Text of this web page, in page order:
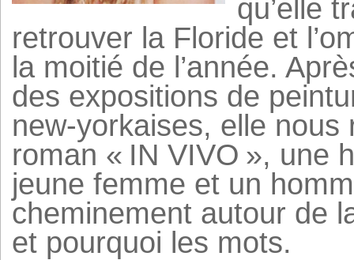
qu’elle
retrouver la Floride et
la moitié de l’année.
des expositions de
new-yorkaises, elle
roman « IN VIVO », une
jeune femme et un
cheminement autour de
et pourquoi les mots.